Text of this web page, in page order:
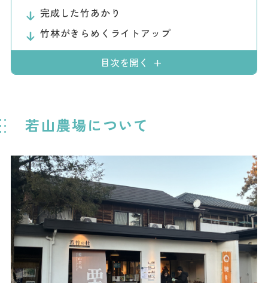
完成した竹あかり
竹林がきらめくライトアップ
目次を開く
若山農場について
お問い合わせ